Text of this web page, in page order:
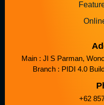
Main : Jl S Parman,
Branch : PIDI 4.0
+62